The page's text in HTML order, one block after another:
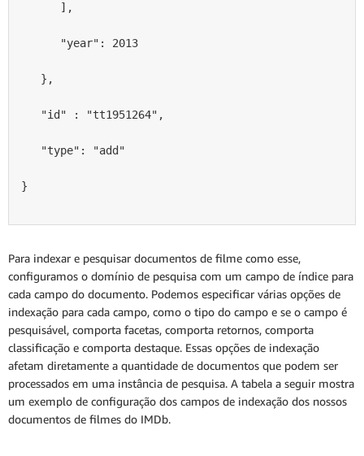
],
"year": 2013
},
"id" : "tt1951264",
"type": "add"
}
Para indexar e pesquisar documentos de filme como esse,
configuramos o domínio de pesquisa com um campo de índice para
cada campo do documento. Podemos especificar várias opções de
indexação para cada campo, como o tipo do campo e se o campo é
pesquisável, comporta facetas, comporta retornos, comporta
classificação e comporta destaque. Essas opções de indexação
afetam diretamente a quantidade de documentos que podem ser
processados em uma instância de pesquisa. A tabela a seguir mostra
um exemplo de configuração dos campos de indexação dos nossos
documentos de filmes do IMDb.